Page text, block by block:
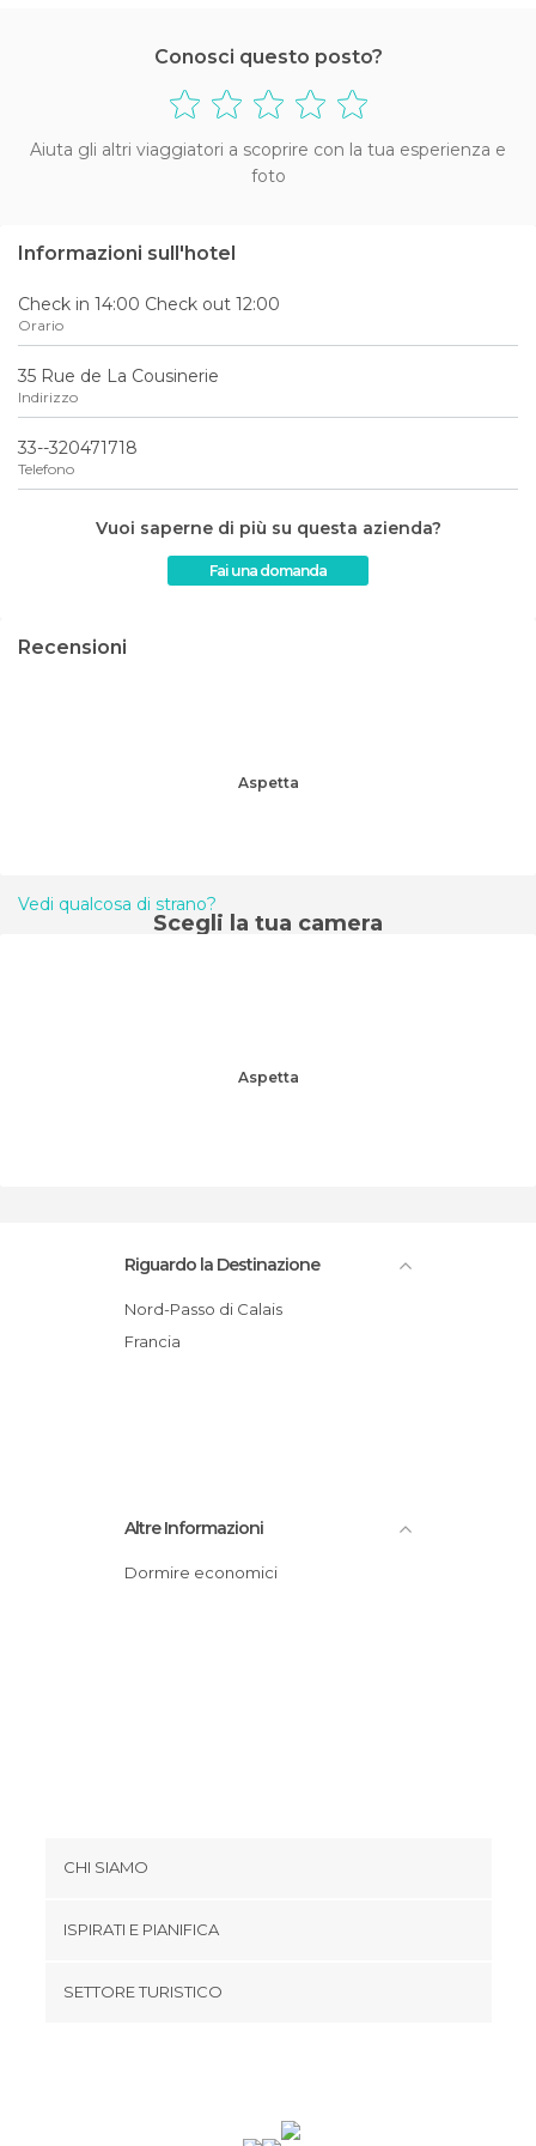
Conosci questo posto?
Aiuta gli altri viaggiatori a scoprire con la tua esperienza e
foto
Informazioni sull'hotel
Check in 14:00 Check out 12:00
Orario
35 Rue de La Cousinerie
Indirizzo
33--320471718
Telefono
Vuoi saperne di più su questa azienda?
Fai una domanda
Recensioni
Aspetta
Vedi qualcosa di strano?
Scegli la tua camera
Aspetta
Riguardo la Destinazione
Nord-Passo di Calais
Francia
Altre Informazioni
Dormire economici
CHI SIAMO
Termini e Condizioni
ISPIRATI E PIANIFICA
SETTORE TURISTICO